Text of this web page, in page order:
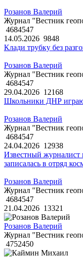
Розанов Валерий
Журнал "Вестник
4684547
14.05.2026 9848
Клади трубку без
Розанов Валерий
Журнал "Вестник
4684547
29.04.2026 12168
Школьники ДНР
Розанов Валерий
Журнал "Вестник
4684547
24.04.2026 12938
Известный журналист
записалась в отряд
Розанов Валерий
Журнал "Вестник
4684547
21.04.2026 13321
Розанов Валерий
Журнал "Вестник
4752450